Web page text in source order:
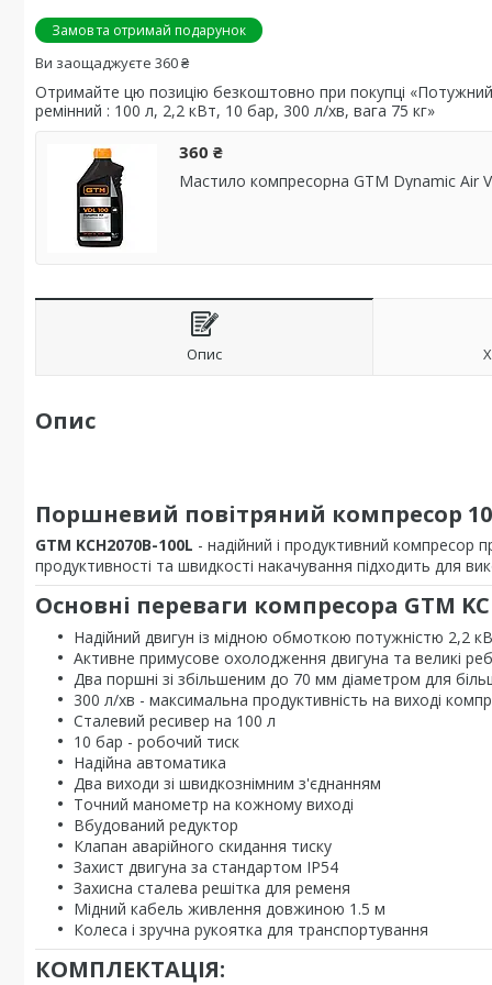
Замов та отримай подарунок
Ви заощаджуєте 360 ₴
Отримайте цю позицію безкоштовно при покупці
ремінний : 100 л, 2,2 кВт, 10 бар, 300 л/хв, вага 75 кг»
360 ₴
Мастило компресорна GTM Dynamic Air
Опис
Опис
Поршневий повітряний компресор
GTM KCH2070B-100L - надійний і продуктивний компресор
продуктивності та швидкості накачування підходить для
Основні переваги компресора GTM
Надійний двигун із мідною обмоткою потужністю 2,2
Активне примусове охолодження двигуна та великі
Два поршні зі збільшеним до 70 мм діаметром для
300 л/хв - максимальна продуктивність на виході
Сталевий ресивер на 100 л
10 бар - робочий тиск
Надійна автоматика
Два виходи зі швидкознімним з'єднанням
Точний манометр на кожному виході
Вбудований редуктор
Клапан аварійного скидання тиску
Захист двигуна за стандартом IP54
Захисна сталева решітка для ременя
Мідний кабель живлення довжиною 1.5 м
Колеса і зручна рукоятка для транспортування
КОМПЛЕКТАЦІЯ: